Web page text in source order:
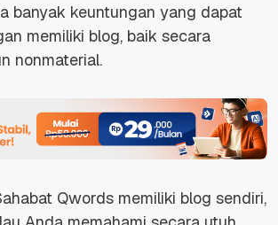
banyak keuntungan yang dapat
memiliki blog, baik secara
nonmaterial.
Qwords memiliki blog sendiri,